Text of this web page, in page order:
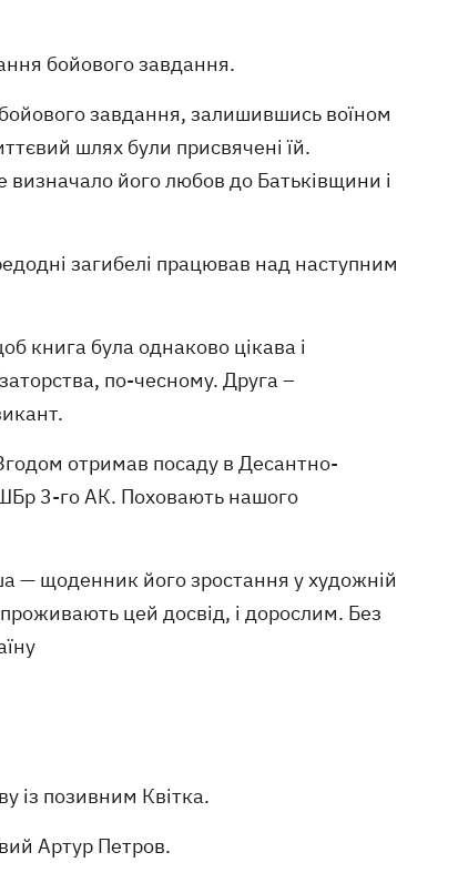
бойового завдання.
завдання, залишившись воїном
шлях були присвячені їй.
визначало його любов до Батьківщини і
загибелі працював над наступним
книга була однаково цікава і
по-чесному. Друга –
отримав посаду в Десантно-
3-го АК. Поховають нашого
— щоденник його зростання у художній
цей досвід, і дорослим. Без
із позивним Квітка.
Артур Петров.